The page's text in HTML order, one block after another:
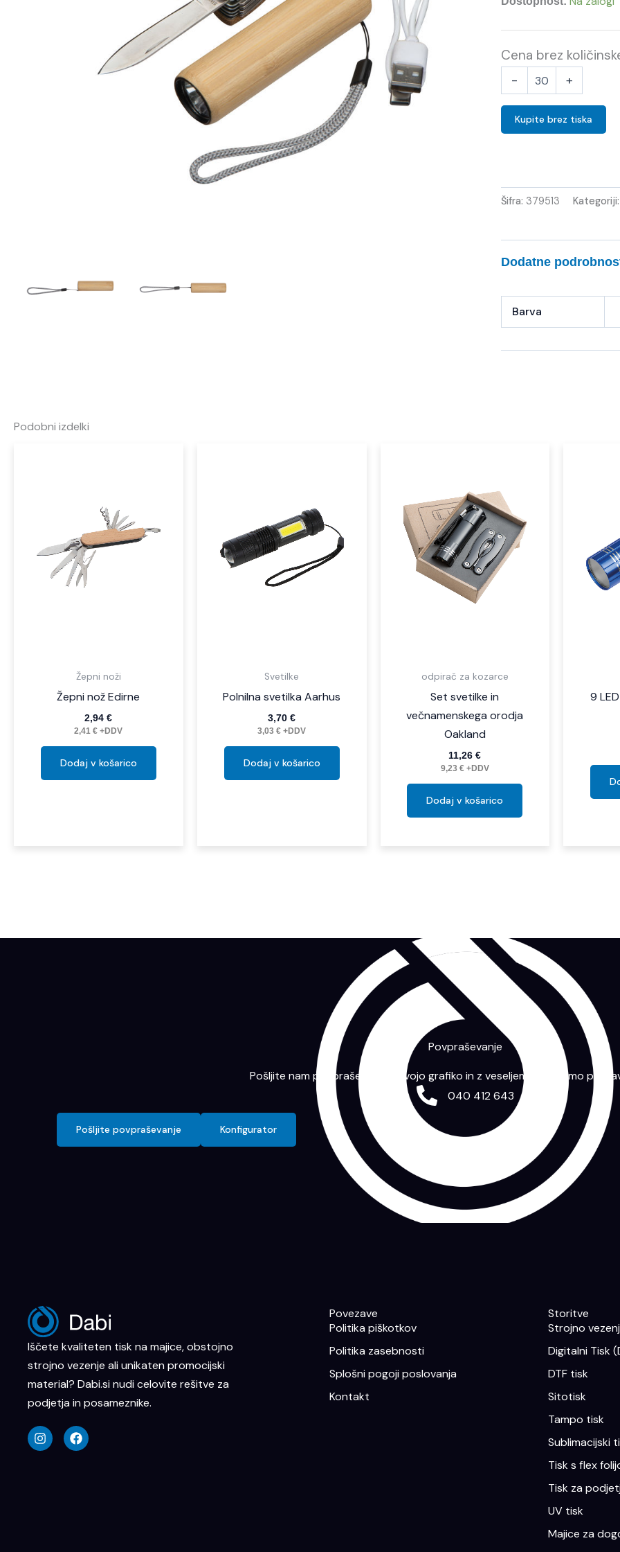
Cena brez
- +
Kupite brez tiska
Šifra: 379513
Dodatne
Barva
Podobni izdelki
Žepni noži
Žepni nož Edirne
2,94€
2,41€ +DDV
Dodaj v košarico
Svetilke
Polnilna svetilka Aarhus
3,70€
3,03€ +DDV
Dodaj v košarico
odpirač za kozarce
Set svetilke in
večnamenskega orodja
Oakland
11,26€
9,23 €+DDV
Dodaj v košarico
9
Povpraševanje
Pošljite nam povpraševanje s svojo grafiko in z veseljem vam bomo
040 412 643
Pošljite povpraševanje Konfigurator
Iščete kvaliteten tisk na majice, obstojno
strojno vezenje ali unikaten promocijski
material? Dabi.si nudi celovite rešitve za
podjetja in posameznike.
n
s
t
a
c
e
Povezave
Politika piškotkov
Politika zasebnosti
Splošni pogoji poslovanja
Kontakt
Storitve
Strojno
Digitalni Tisk
DTF tisk
Sitotisk
Tampo tisk
Sublimacijski
Tisk s flex
Tisk za
UV tisk
Majice za